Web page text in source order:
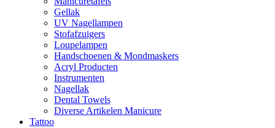
Gellak
UV Nagellampen
Stofafzuigers
Loupelampen
Handschoenen & Mondmaskers
Acryl Producten
Instrumenten
Nagellak
Dental Towels
Diverse Artikelen Manicure
Tattoo